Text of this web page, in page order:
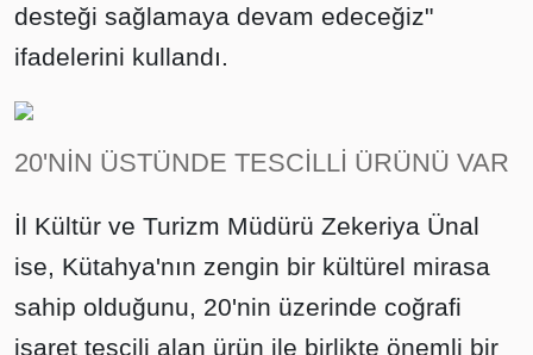
desteği sağlamaya devam edeceğiz"
ifadelerini kullandı.
20'NİN ÜSTÜNDE TESCİLLİ ÜRÜNÜ VAR
İl Kültür ve Turizm Müdürü Zekeriya Ünal
ise, Kütahya'nın zengin bir kültürel mirasa
sahip olduğunu, 20'nin üzerinde coğrafi
işaret tescili alan ürün ile birlikte önemli bir